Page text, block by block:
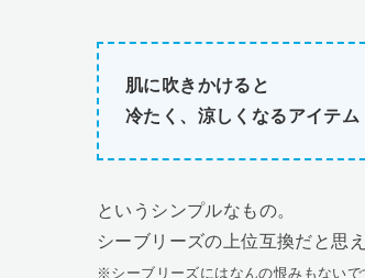
肌に吹きかけると
冷たく、涼しくなるアイテム
というシンプルなもの。
シーブリーズの上位互換だと思
※シーブリーズにはなんの恨みもないで